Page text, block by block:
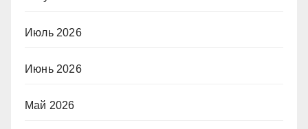
Июль 2026
Июнь 2026
Май 2026